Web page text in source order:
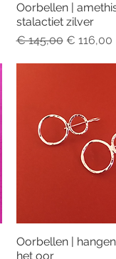
Snel
Oorbellen |
stalactiet zilver
Normale prijs
€ 145,00 € 116,00
Snel
Oorbellen |
het oor